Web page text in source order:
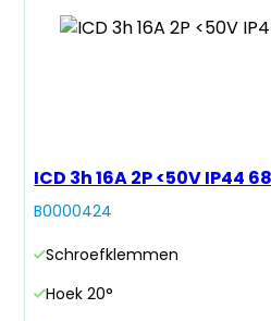
ICD 3h 16A 2P <50V IP44
B0000424
Schroefklemmen
Hoek 20°